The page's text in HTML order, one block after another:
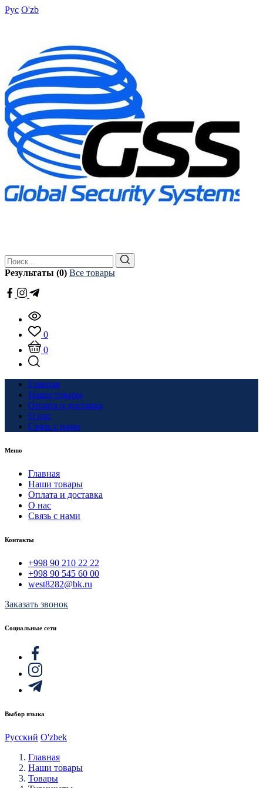
Рус O'zb
Результаты (0) Все товары
0
0
Главная
Наши товары
Оплата и доставка
О нас
Связь с нами
Меню
Главная
Наши товары
Оплата и доставка
О нас
Связь с нами
Контакты
+998 90 210 22 22
+998 90 545 60 00
west8282@bk.ru
Заказать звонок
Социальные сети
Выбор языка
Русский O'zbek
Главная
Наши товары
Товары